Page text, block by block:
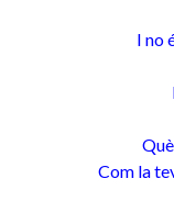
I no
Com la